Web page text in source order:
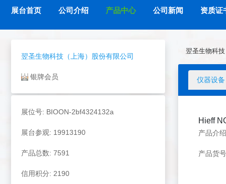
展台首页 公司介绍 产品中心 公司新闻 资质证
翌圣生物科技（上海）股份有限公司
银牌会员
展位号: BIOON-2bf4324132a
展台参观: 19913190
产品总数: 7591
信用积分: 2190
翌圣生物科
仪器设备
Hieff
产品货